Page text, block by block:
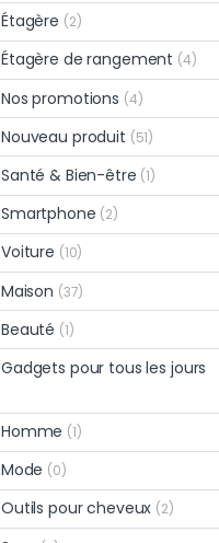
Étagère (2)
Étagère de rangement (4)
Nos promotions (4)
Nouveau produit (51)
Santé & Bien-être (1)
Smartphone (2)
Voiture (10)
Maison (37)
Beauté (1)
Gadgets pour tous les jours
Homme (1)
Mode (0)
Outils pour cheveux (2)